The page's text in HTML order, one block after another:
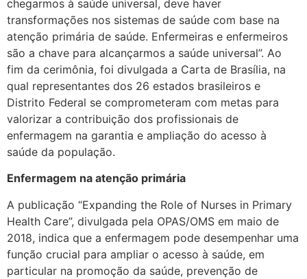
chegarmos à saúde universal, deve haver
transformações nos sistemas de saúde com base na
atenção primária de saúde. Enfermeiras e enfermeiros
são a chave para alcançarmos a saúde universal”. Ao
fim da cerimônia, foi divulgada a Carta de Brasília, na
qual representantes dos 26 estados brasileiros e
Distrito Federal se comprometeram com metas para
valorizar a contribuição dos profissionais de
enfermagem na garantia e ampliação do acesso à
saúde da população.
Enfermagem na atenção primária
A publicação “Expanding the Role of Nurses in Primary
Health Care”, divulgada pela OPAS/OMS em maio de
2018, indica que a enfermagem pode desempenhar uma
função crucial para ampliar o acesso à saúde, em
particular na promoção da saúde, prevenção de